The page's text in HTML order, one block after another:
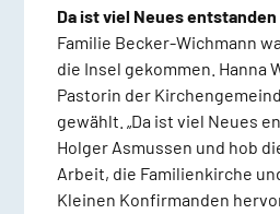
Da ist viel Neues entstanden
Familie Becker-Wichmann
die Insel gekommen. Hanna
Pastorin der
gewählt. „Da ist viel Neues
Holger Asmussen und hob
Arbeit, die Familienkirche
Kleinen Konfirmanden